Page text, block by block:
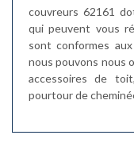
couvreurs 62161
qui peuvent vous
sont conformes
nous pouvons nous
accessoires de
pourtour de